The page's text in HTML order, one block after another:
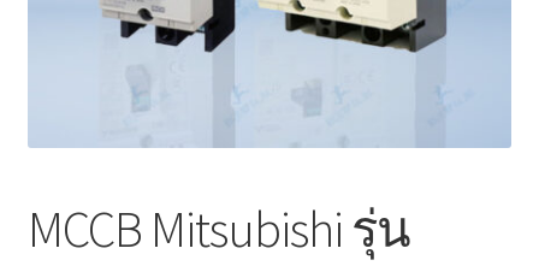
Marvel electric
Link
MCCB Mitsubishi รุ่น